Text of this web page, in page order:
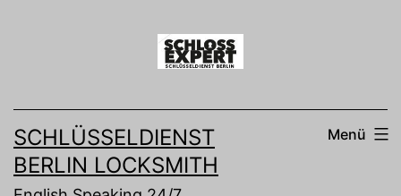
SCHLÜSSELDIENST
BERLIN LOCKSMITH
Menü